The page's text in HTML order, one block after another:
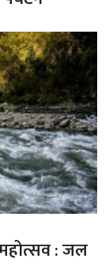
महोत्सव : जल